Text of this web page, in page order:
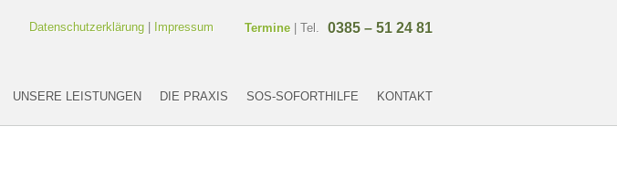
Termine | Tel. 0385 – 51 24 81
Datenschutzerklärung Impressum
KIEFERORTHOPÄDIE-SN
UNSERE LEISTUNGEN DIE PRAXIS SOS-SOFORTHILFE KONTAKT